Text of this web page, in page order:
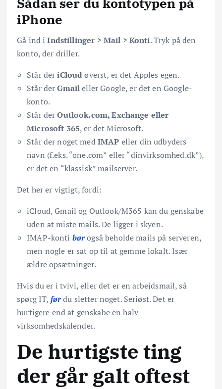
iPhone
Gå ind iIndstillinger > Mail > Konti. Tryk på den
konto, der driller.
Står deriCloudøverst, er det Apples egen.
Står derGmaileller Google, er det en Google-
konto.
Står derOutlook.com, Exchange eller
Microsoft 365, er det Microsoft.
Står der noget medIMAP eller din udbyders
navn (f.eks. “one.com” eller “dinvirksomhed.dk”),
er det en “klassisk” mailserver.
Det her er vigtigt, fordi:
iCloud, Gmail og Outlook/M365 kan du genskabe
uden at miste mails. De ligger i skyen.
IMAP-konti børogså beholde mails på serveren,
men nogle er sat op til at gemme lokalt. Især
ældre opsætninger.
Hvis du er i tvivl, eller det er en arbejdsmail, så
spørg IT, førdu sletter noget. Seriøst. Det er
hurtigere end at genskabe en halv
virksomhedskalender.
De hurtigste ting
der går galt oftest